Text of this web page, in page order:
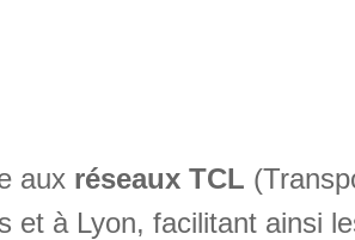
aux réseaux TCL
et à Lyon, facilitant ainsi